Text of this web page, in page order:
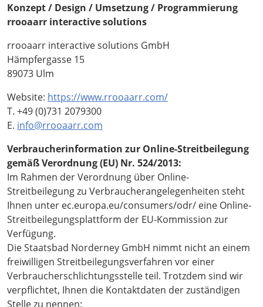
Konzept / Design / Umsetzung / Programmierung
rrooaarr interactive solutions
rrooaarr interactive solutions GmbH
Hämpfergasse 15
89073 Ulm
Website: https://www.rrooaarr.com/
T. +49 (0)731 2079300
E. info@rrooaarr.com
Verbraucherinformation zur Online-Streitbeilegung
gemäß Verordnung (EU) Nr. 524/2013:
Im Rahmen der Verordnung über Online-
Streitbeilegung zu Verbraucherangelegenheiten steht
Ihnen unter ec.europa.eu/consumers/odr/ eine Online-
Streitbeilegungsplattform der EU-Kommission zur
Verfügung.
Die Staatsbad Norderney GmbH nimmt nicht an einem
freiwilligen Streitbeilegungsverfahren vor einer
Verbraucherschlichtungsstelle teil. Trotzdem sind wir
verpflichtet, Ihnen die Kontaktdaten der zuständigen
Stelle zu nennen: